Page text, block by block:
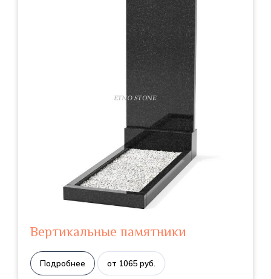
Вертикальные памятники
Подробнее от 1065 руб.